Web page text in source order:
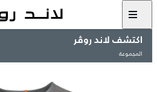
اكتشف لاند روڤر
المجموعة